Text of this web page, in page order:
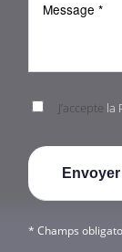
J’accepte la
* Champs